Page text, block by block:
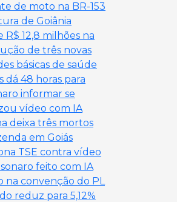
de moto na BR-153
de Goiânia
R$ 12,8 milhões na
de três novas
básicas de saúde
dá 48 horas para
informar se
vídeo com IA
deixa três mortos
em Goiás
TSE contra vídeo
feito com IA
na convenção do PL
reduz para 5,12%